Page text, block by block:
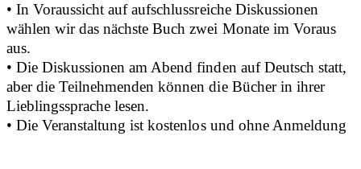
• In Voraussicht auf aufschlussreiche Diskussionen
wählen wir das nächste Buch zwei Monate im Voraus
aus.
• Die Diskussionen am Abend finden auf Deutsch statt,
aber die Teilnehmenden können die Bücher in ihrer
Lieblingssprache lesen.
• Die Veranstaltung ist kostenlos und ohne Anmeldung